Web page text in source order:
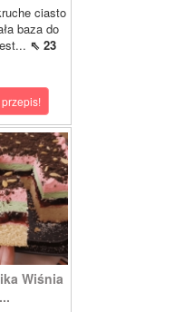
ciasto
baza do
⇖ 23
Wiśnia